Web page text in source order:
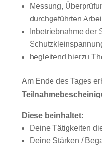
Messung,
durchgeführten
Inbetriebnahme der
begleitend hierzu
Am Ende des Tages
Diese beinhaltet:
Deine Tätigkeiten
Deine Stärken /